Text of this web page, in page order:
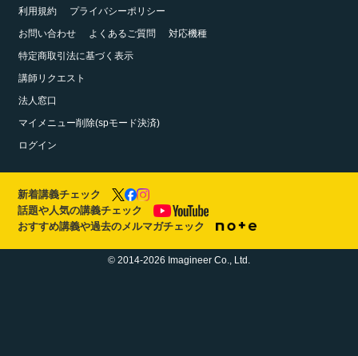
利用規約
プライバシーポリシー
お問い合わせ
よくあるご質問
対応機種
特定商取引法に基づく表示
講師リクエスト
法人窓口
マイメニュー削除(spモード決済)
ログイン
新着講義チェック
話題や人気の講義チェック
おすすめ講義や過去のメルマガチェック
© 2014-2026 Imagineer Co., Ltd.